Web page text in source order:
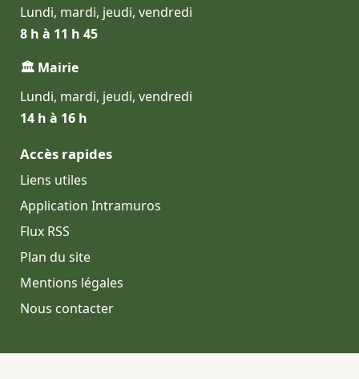
Lundi, mardi, jeudi, vendredi
8 h à 11 h 45
🏛 Mairie
Lundi, mardi, jeudi, vendredi
14 h à 16 h
Accès rapides
Liens utiles
Application Intramuros
Flux RSS
Plan du site
Mentions légales
Nous contacter